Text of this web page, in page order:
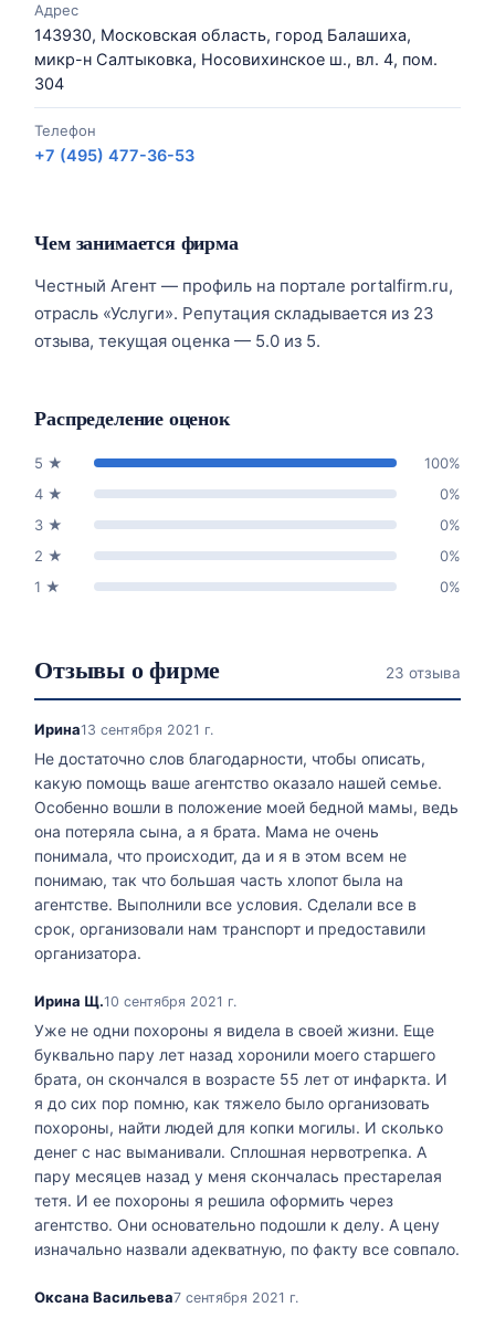
Адрес
143930, Московская область, город Балашиха,
микр-н Салтыковка, Носовихинское ш., вл. 4, пом.
304
Телефон
+7 (495) 477-36-53
Чем занимается фирма
Честный Агент — профиль на портале portalfirm.ru,
отрасль «Услуги». Репутация складывается из 23
отзыва, текущая оценка — 5.0 из 5.
Распределение оценок
5 ★ 100%
4 ★ 0%
3 ★ 0%
2 ★ 0%
1 ★ 0%
Отзывы о фирме 23 отзыва
Ирина13 сентября 2021 г.
Не достаточно слов благодарности, чтобы описать,
какую помощь ваше агентство оказало нашей семье.
Особенно вошли в положение моей бедной мамы, ведь
она потеряла сына, а я брата. Мама не очень
понимала, что происходит, да и я в этом всем не
понимаю, так что большая часть хлопот была на
агентстве. Выполнили все условия. Сделали все в
срок, организовали нам транспорт и предоставили
организатора.
Ирина Щ.10 сентября 2021 г.
Уже не одни похороны я видела в своей жизни. Еще
буквально пару лет назад хоронили моего старшего
брата, он скончался в возрасте 55 лет от инфаркта. И
я до сих пор помню, как тяжело было организовать
похороны, найти людей для копки могилы. И сколько
денег с нас выманивали. Сплошная нервотрепка. А
пару месяцев назад у меня скончалась престарелая
тетя. И ее похороны я решила оформить через
агентство. Они основательно подошли к делу. А цену
изначально назвали адекватную, по факту все совпало.
Оксана Васильева7 сентября 2021 г.